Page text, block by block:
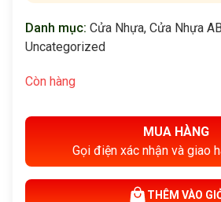
Danh mục: Cửa Nhựa, Cửa Nhựa
Uncategorized
Còn hàng
MUA HÀNG
Gọi điện xác nhận và giao
THÊM VÀO